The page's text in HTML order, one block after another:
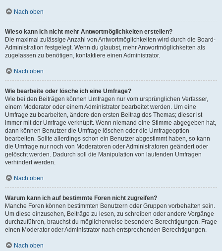
Nach oben
Wieso kann ich nicht mehr Antwortmöglichkeiten erstellen?
Die maximal zulässige Anzahl von Antwortmöglichkeiten wird durch die Board-
Administration festgelegt. Wenn du glaubst, mehr Antwortmöglichkeiten als
zugelassen zu benötigen, kontaktiere einen Administrator.
Nach oben
Wie bearbeite oder lösche ich eine Umfrage?
Wie bei den Beiträgen können Umfragen nur vom ursprünglichen Verfasser,
einem Moderator oder einem Administrator bearbeitet werden. Um eine
Umfrage zu bearbeiten, ändere den ersten Beitrag des Themas; dieser ist
immer mit der Umfrage verknüpft. Wenn niemand eine Stimme abgegeben hat,
dann können Benutzer die Umfrage löschen oder die Umfrageoption
bearbeiten. Sollte allerdings schon ein Benutzer abgestimmt haben, so kann
die Umfrage nur noch von Moderatoren oder Administratoren geändert oder
gelöscht werden. Dadurch soll die Manipulation von laufenden Umfragen
verhindert werden.
Nach oben
Warum kann ich auf bestimmte Foren nicht zugreifen?
Manche Foren können bestimmten Benutzern oder Gruppen vorbehalten sein.
Um diese einzusehen, Beiträge zu lesen, zu schreiben oder andere Vorgänge
durchzuführen, brauchst du möglicherweise besondere Berechtigungen. Frage
einen Moderator oder Administrator nach entsprechenden Berechtigungen.
Nach oben